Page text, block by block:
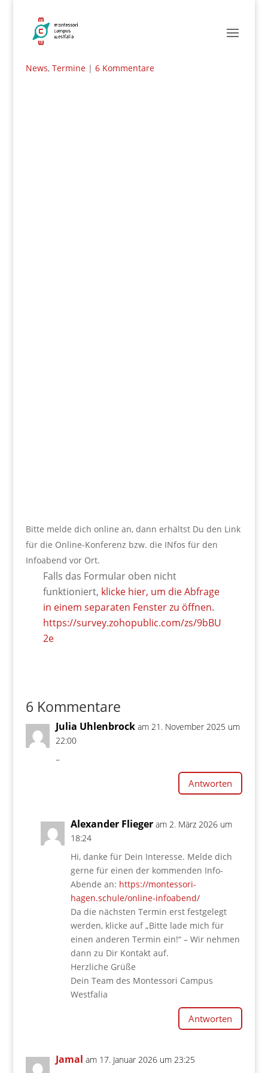
Was macht die HagenSchule als
Montessorischule anders?
News, Termine| 6 Kommentare
Bitte melde dich online an, dann erhältst Du den Link
für die Online-Konferenz bzw. die INfos für den
Infoabend vor Ort.
Falls das Formular oben nicht
funktioniert, klicke hier, um die Abfrage
in einem separaten Fenster zu öffnen.
https://survey.zohopublic.com/zs/9bBU
2e
6 Kommentare
Julia Uhlenbrock am 21. November 2025 um
22:00
–
Antworten
Alexander Flieger am 2. März 2026 um
18:24
Hi, danke für Dein Interesse. Melde dich
gerne für einen der kommenden Info-
Abende an: https://montessori-
hagen.schule/online-infoabend/
Da die nächsten Termin erst festgelegt
werden, klicke auf „Bitte lade mich für
einen anderen Termin ein!“ – Wir nehmen
dann zu Dir Kontakt auf.
Herzliche Grüße
Dein Team des Montessori Campus
Westfalia
Antworten
Jamal am 17. Januar 2026 um 23:25